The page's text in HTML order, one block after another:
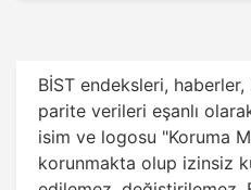
BİST endeksleri, haberler,
parite verileri eşanlı
isim ve logosu "Koruma
korunmakta olup izinsiz